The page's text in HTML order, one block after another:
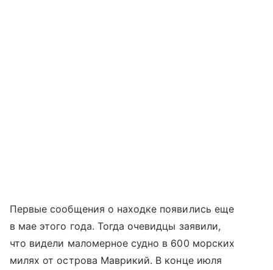
Первые сообщения о находке появились еще
в мае этого года. Тогда очевидцы заявили,
что видели маломерное судно в 600 морских
милях от острова Маврикий. В конце июля